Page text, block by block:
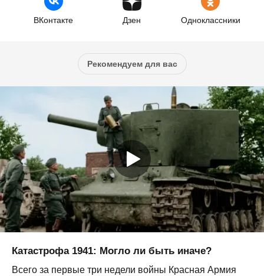
ВКонтакте Дзен Одноклассники
Рекомендуем для вас
Катастрофа 1941: Могло ли быть иначе?
Всего за первые три недели войны Красная Армия